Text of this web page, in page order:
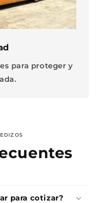
para proteger y
para cotizar?